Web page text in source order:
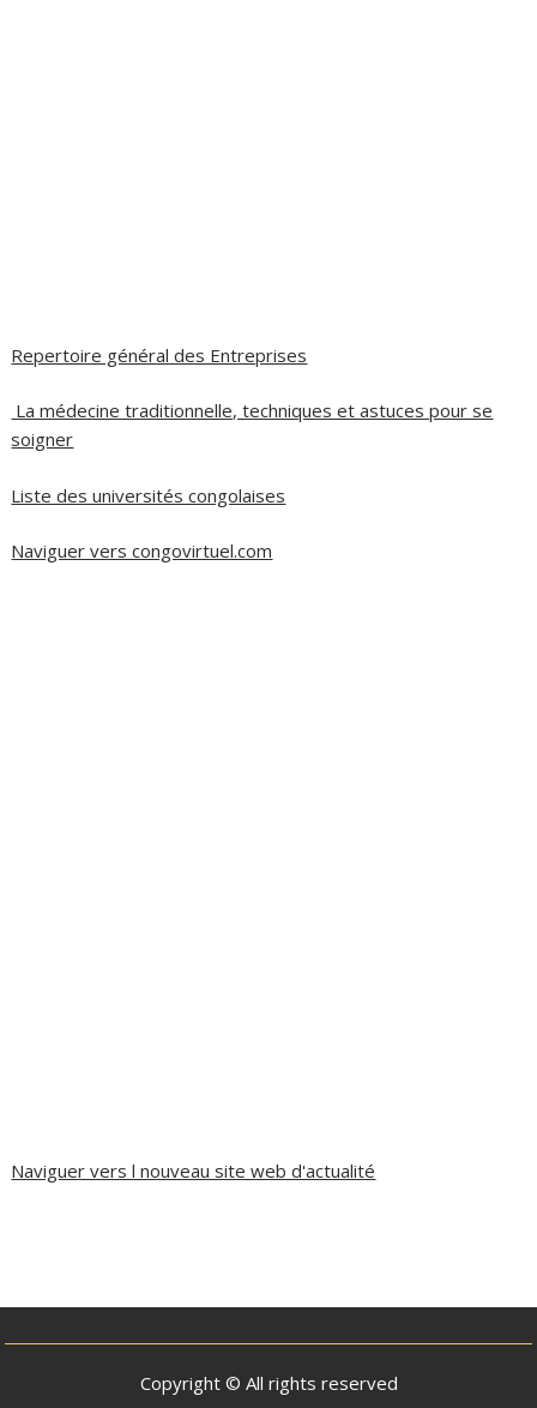
Repertoire général des Entreprises
La médecine traditionnelle, techniques et astuces pour se
soigner
Liste des universités congolaises
Naviguer vers congovirtuel.com
Naviguer vers l nouveau site web d'actualité
Copyright © All rights reserved